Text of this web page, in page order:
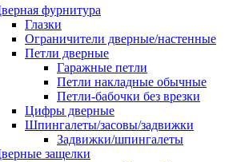
фурнитура
Глазки
Ограничители дверные/настенные
Петли дверные
Гаражные петли
Петли накладные обычные
Петли-бабочки без врезки
Цифры дверные
Шпингалеты/засовы/задвижки
Задвижки/шпингалеты
защелки